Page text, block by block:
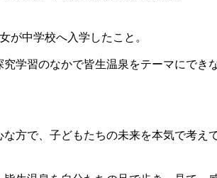
が中学校へ入学したこと。
学習のなかで皆生温泉をテーマにでき
な方で、子どもたちの未来を本気で考え